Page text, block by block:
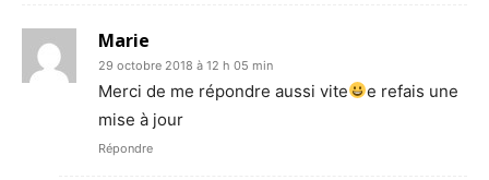
Marie
29 octobre 2018 à 12 h 05 min
Merci de me répondre aussi vite
e refais une
mise à jour
Répondre